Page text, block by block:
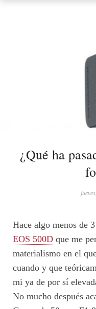
¿Qué ha
Hace algo menos de
EOS 500D que me
materialismo en el
cuando y que
mi ya de por sí
No mucho después